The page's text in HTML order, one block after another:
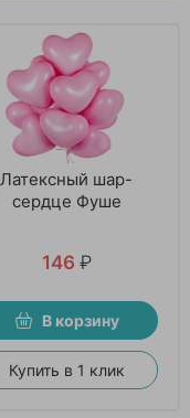
Латексный шар-
сердце Фуше
146 ₽
В корзину
Купить в 1 клик